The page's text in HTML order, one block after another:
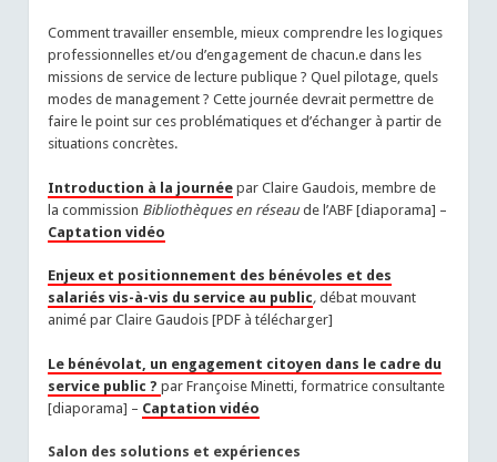
Comment travailler ensemble, mieux comprendre les logiques
professionnelles et/ou d’engagement de chacun.e dans les
missions de service de lecture publique ? Quel pilotage, quels
modes de management ? Cette journée devrait permettre de
faire le point sur ces problématiques et d’échanger à partir de
situations concrètes.
Introduction à la journée par Claire Gaudois, membre de
la commission Bibliothèques en réseaude l’ABF [diaporama] –
Captation vidéo
Enjeux et positionnement des bénévoles et des
salariés vis-à-vis du service au public, débat mouvant
animé par Claire Gaudois [PDF à télécharger]
Le bénévolat, un engagement citoyen dans le cadre du
service public ?par Françoise Minetti, formatrice consultante
[diaporama] – Captation vidéo
Salon des solutions et expériences